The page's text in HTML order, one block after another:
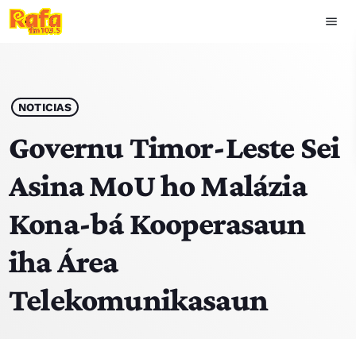
menu
play_arrow OUVIR RAFA
HOME
NOTISIA
EKIPA
TOP 15
NOTICIAS
Governu Timor-Leste Sei
Asina MoU ho Malázia
Kona-bá Kooperasaun
iha Área
Telekomunikasaun